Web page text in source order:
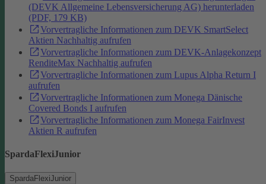
(DEVK Allgemeine Lebensversicherung AG) herunterladen
(PDF, 179 KB)
Vorvertragliche Informationen zum DEVK SmartSelect
Aktien Nachhaltig aufrufen
Vorvertragliche Informationen zum DEVK-Anlagekonzept
RenditeMax Nachhaltig aufrufen
Vorvertragliche Informationen zum Lupus Alpha Return I
aufrufen
Vorvertragliche Informationen zum Monega Dänische
Covered Bonds I aufrufen
Vorvertragliche Informationen zum Monega FairInvest
Aktien R aufrufen
SpardaFlexiJunior
SpardaFlexiJunior